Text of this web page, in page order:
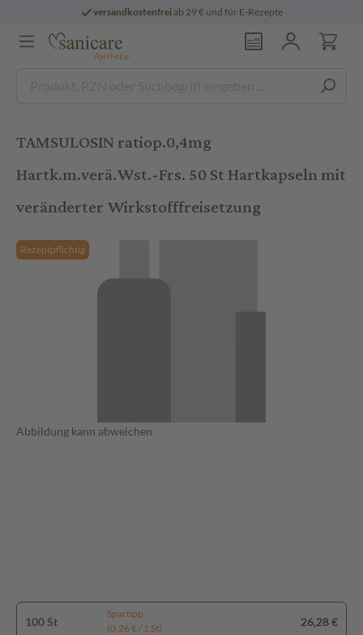
versandkostenfreiab 29 € und für E-Rezepte
TAMSULOSIN ratiop.0,4mg
Hartk.m.verä.Wst.-Frs. 50 St Hartkapseln mit
veränderter Wirkstofffreisetzung
Rezeptpflichtig
Abbildung kann abweichen
100 St
Spartipp
(0,26 € / 1 St)
26,28 €